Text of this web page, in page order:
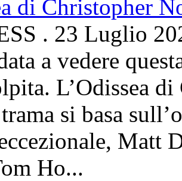
di Christopher
. 23 Luglio
a vedere
L’Odissea
si basa
Matt
Ho...